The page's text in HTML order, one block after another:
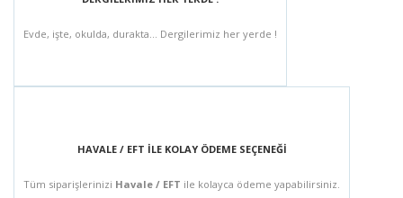
Evde, işte, okulda, durakta... Dergilerimiz her yerde !
HAVALE / EFT İLE KOLAY ÖDEME SEÇENEĞİ
Tüm siparişlerinizi Havale / EFT ile kolayca ödeme yapabilirsiniz.